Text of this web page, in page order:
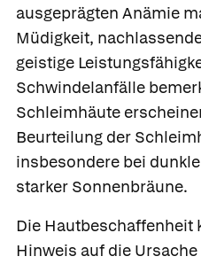
ausgeprägten Anämie
Müdigkeit,
geistige
Schwindelanfälle
Schleimhäute
Beurteilung der
insbesondere bei
starker Sonnenbräune.
Die Hautbeschaffenheit
Hinweis auf die